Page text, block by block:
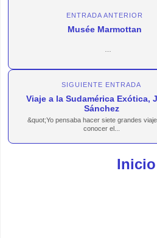
ENTRADA ANTERIOR
Musée Marmottan
Inicio
SIGUIENTE ENTRADA
Viaje a la Sudamérica Exótica,
Sánchez
&quot;Yo pensaba hacer siete grandes
conocer el...